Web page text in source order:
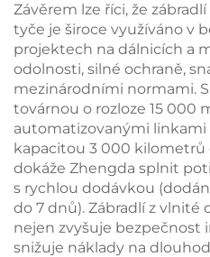
Závěrem lze říci, že
tyče je široce využíváno v
projektech na dálnicích a
odolnosti, silné ochraně,
mezinárodními normami.
továrnou o rozloze 15 000
automatizovanými linkami
kapacitou 3 000 kilometrů
dokáže Zhengda splnit
s rychlou dodávkou
do 7 dnů). Zábradlí z vlnité
nejen zvyšuje bezpečnost
snižuje náklady na